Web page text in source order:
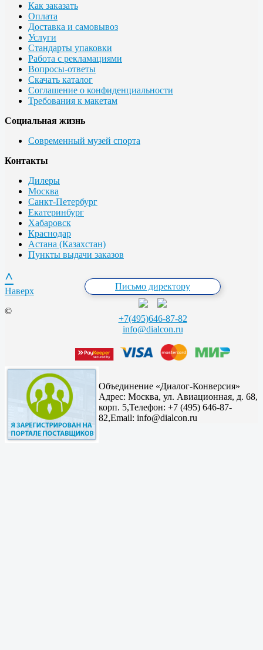
Как заказать
Оплата
Доставка и самовывоз
Услуги
Стандарты упаковки
Работа с рекламациями
Вопросы-ответы
Скачать каталог
Соглашение о конфиденциальности
Требования к макетам
Социальная жизнь
Современный музей спорта
Контакты
Дилеры
Москва
Санкт-Петербург
Екатеринбург
Хабаровск
Краснодар
Астана (Казахстан)
Пункты выдачи заказов
Письмо директору
+7(495)646-87-82
info@dialcon.ru
^
Наверх
©
Объединение «Диалог-Конверсия»
Адрес: Москва, ул. Авиационная, д. 68,
корп. 5,Телефон: +7 (495) 646-87-
82,Email: info@dialcon.ru